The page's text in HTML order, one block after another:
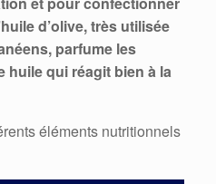
d’olive, très utilisée
parfume les
huile qui réagit bien à la
éléments nutritionnels